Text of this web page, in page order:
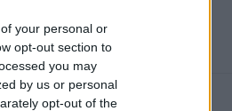
your personal or
opt-out section to
you may
by us or personal
opt-out of the